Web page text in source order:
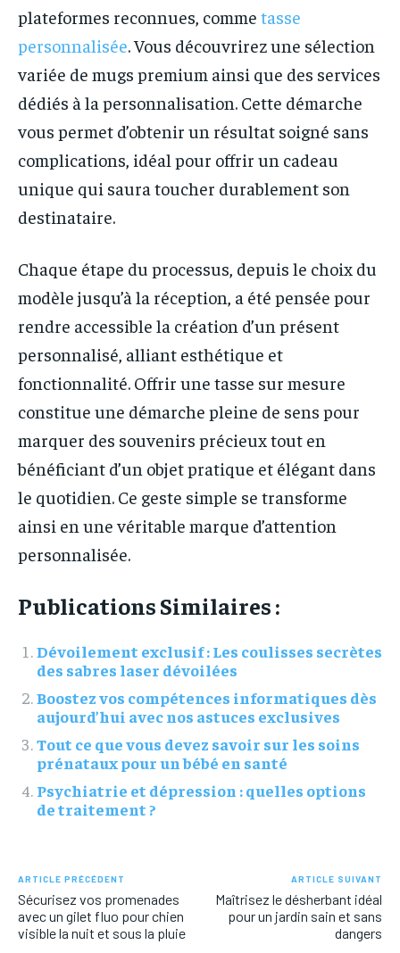
plateformes reconnues, comme tasse
personnalisée. Vous découvrirez une sélection
variée de mugs premium ainsi que des services
dédiés à la personnalisation. Cette démarche
vous permet d’obtenir un résultat soigné sans
complications, idéal pour offrir un cadeau
unique qui saura toucher durablement son
destinataire.
Chaque étape du processus, depuis le choix du
modèle jusqu’à la réception, a été pensée pour
rendre accessible la création d’un présent
personnalisé, alliant esthétique et
fonctionnalité. Offrir une tasse sur mesure
constitue une démarche pleine de sens pour
marquer des souvenirs précieux tout en
bénéficiant d’un objet pratique et élégant dans
le quotidien. Ce geste simple se transforme
ainsi en une véritable marque d’attention
personnalisée.
Publications Similaires :
Dévoilement exclusif : Les coulisses secrètes
des sabres laser dévoilées
Boostez vos compétences informatiques dès
aujourd’hui avec nos astuces exclusives
Tout ce que vous devez savoir sur les soins
prénataux pour un bébé en santé
Psychiatrie et dépression : quelles options
de traitement ?
ARTICLE PRÉCÉDENT
Sécurisez vos promenades
avec un gilet fluo pour chien
visible la nuit et sous la pluie
ARTICLE SUIVANT
Maîtrisez le désherbant idéal
pour un jardin sain et sans
dangers